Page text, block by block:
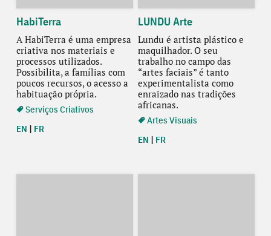
HabiTerra
A HabiTerra é uma empresa
criativa nos materiais e
processos utilizados.
Possibilita, a famílias com
poucos recursos, o acesso a
habituação própria.
Serviços Criativos
EN | FR
LUNDU Arte
Lundu é artista plástico e
maquilhador. O seu
trabalho no campo das
“artes faciais” é tanto
experimentalista como
enraizado nas tradições
africanas.
Artes Visuais
EN | FR